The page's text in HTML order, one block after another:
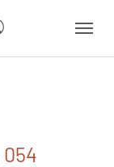
054